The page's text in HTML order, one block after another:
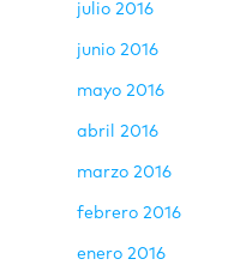
julio 2016
junio 2016
mayo 2016
abril 2016
marzo 2016
febrero 2016
enero 2016